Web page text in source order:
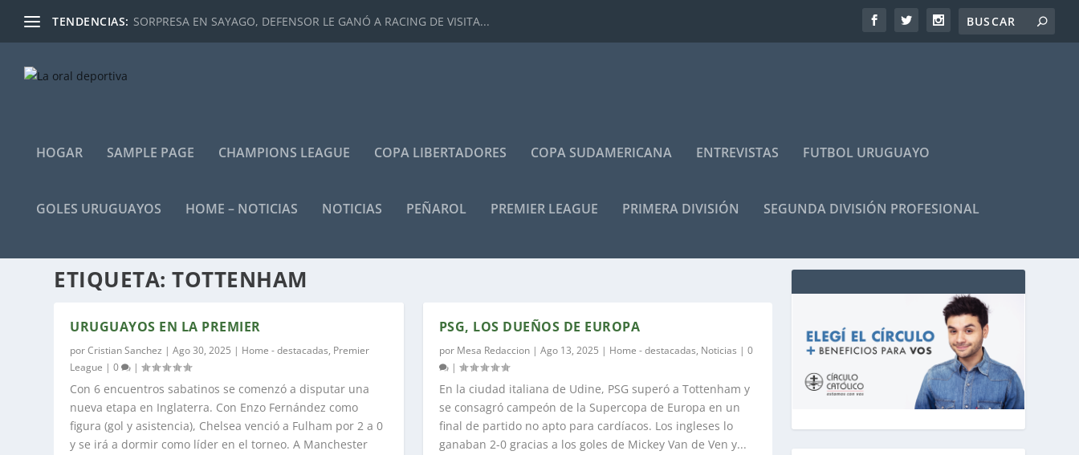
TENDENCIAS: SORPRESA EN SAYAGO, DEFENSOR LE GANÓ A RACING DE VISITA...
HOGAR SAMPLE PAGE CHAMPIONS LEAGUE COPA LIBERTADORES COPA SUDAMERICANA ENTREVISTAS FUTBOL URUGUAYO
GOLES URUGUAYOS HOME – NOTICIAS NOTICIAS PEÑAROL PREMIER LEAGUE PRIMERA DIVISIÓN SEGUNDA DIVISIÓN PROFESIONAL
ETIQUETA:TOTTENHAM
URUGUAYOS EN LA PREMIER
porCristian Sanchez |Ago 30, 2025 | Home - destacadas, Premier
League |0 |
Con 6 encuentros sabatinos se comenzó a disputar una
nueva etapa en Inglaterra. Con Enzo Fernández como
figura (gol y asistencia), Chelsea venció a Fulham por 2 a 0
y se irá a dormir como líder en el torneo. A Manchester
PSG, LOS DUEÑOS DE EUROPA
por Mesa Redaccion| Ago 13, 2025 | Home - destacadas, Noticias | 0
|
En la ciudad italiana de Udine, PSG superó a Tottenham y
se consagró campeón de la Supercopa de Europa en un
final de partido no apto para cardíacos. Los ingleses lo
ganaban 2-0 gracias a los goles de Mickey Van de Ven y...